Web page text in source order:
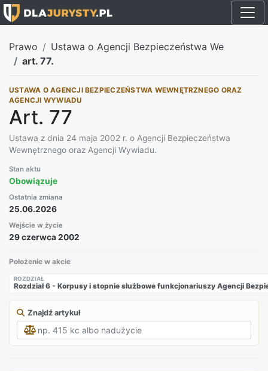
Prawo
Ustawa o Agencji Bezpieczeństwa We
art. 77.
USTAWA O AGENCJI BEZPIECZEŃSTWA WEWNĘTRZNEGO ORAZ
AGENCJI WYWIADU
Art. 77
Ustawa z dnia 24 maja 2002 r. o Agencji Bezpieczeństwa
Wewnętrznego oraz Agencji Wywiadu.
Stan aktu
Obowiązuje
Ostatnia zmiana
25.06.2026
Wejście w życie
29 czerwca 2002
Położenie w akcie
ROZDZIAŁ
Rozdział 6 - Korpusy i stopnie służbowe funkcjonariuszy Agencji
Znajdź artykuł